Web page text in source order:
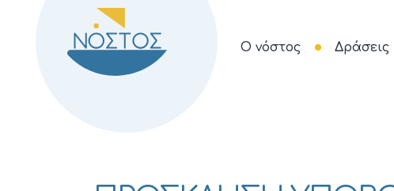
Ο νόστος Δράσεις